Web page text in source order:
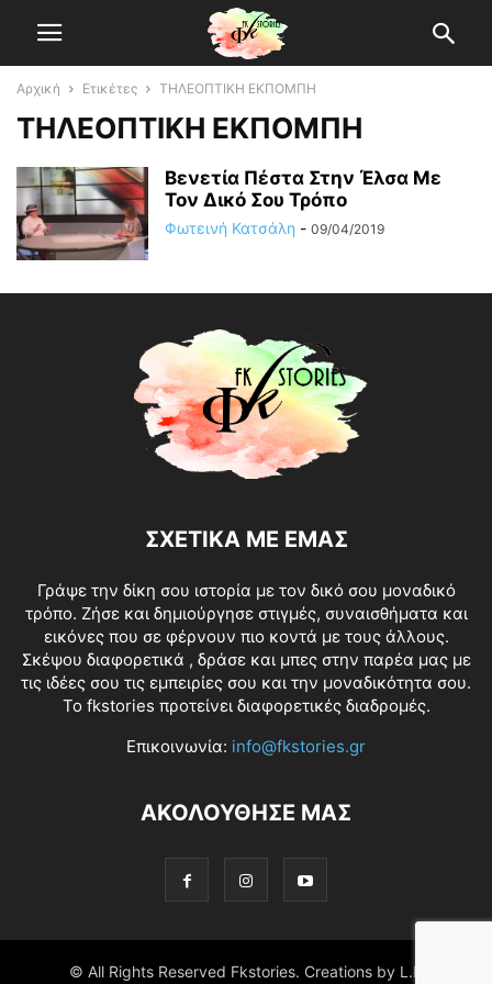
Αρχική Ετικέτες ΤΗΛΕΟΠΤΙΚΗ ΕΚΠΟΜΠΗ
ΤΗΛΕΟΠΤΙΚΗ ΕΚΠΟΜΠΗ
Βενετία Πέστα Στην Έλσα Με
Τον Δικό Σου Τρόπο
Φωτεινή Κατσάλη - 09/04/2019
ΣΧΕΤΙΚΑ ΜΕ ΕΜΑΣ
Γράψε την δίκη σου ιστορία με τον δικό σου μοναδικό
τρόπο. Ζήσε και δημιούργησε στιγμές, συναισθήματα και
εικόνες που σε φέρνουν πιο κοντά με τους άλλους.
Σκέψου διαφορετικά , δράσε και μπες στην παρέα μας με
τις ιδέες σου τις εμπειρίες σου και την μοναδικότητα σου.
Το fkstories προτείνει διαφορετικές διαδρομές.
Επικοινωνία: info@fkstories.gr
ΑΚΟΛΟΥΘΗΣΕ ΜΑΣ
© All Rights Reserved Fkstories. Creations by L.K